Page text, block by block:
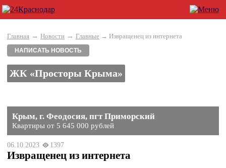
Главная → Новости → Главные → Извращенец из интернета
НАПИСАТЬ НОВОСТЬ
ЖК «Просторы Крыма»
Крым, г. Феодосия, пгт Приморский
Квартиры от 5 645 000 рублей
06.10.2023 1397
Извращенец из интернета